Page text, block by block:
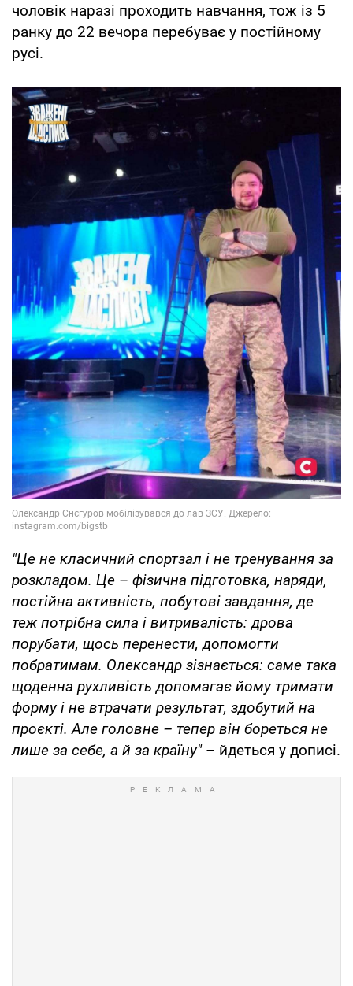
чоловік наразі проходить навчання, тож із 5
ранку до 22 вечора перебуває у постійному
русі.
"Це не класичний спортзал і не тренування за
розкладом. Це – фізична підготовка, наряди,
постійна активність, побутові завдання, де
теж потрібна сила і витривалість: дрова
порубати, щось перенести, допомогти
побратимам. Олександр зізнається: саме така
щоденна рухливість допомагає йому тримати
форму і не втрачати результат, здобутий на
проєкті. Але головне – тепер він бореться не
лише за себе, а й за країну"– йдеться у дописі.